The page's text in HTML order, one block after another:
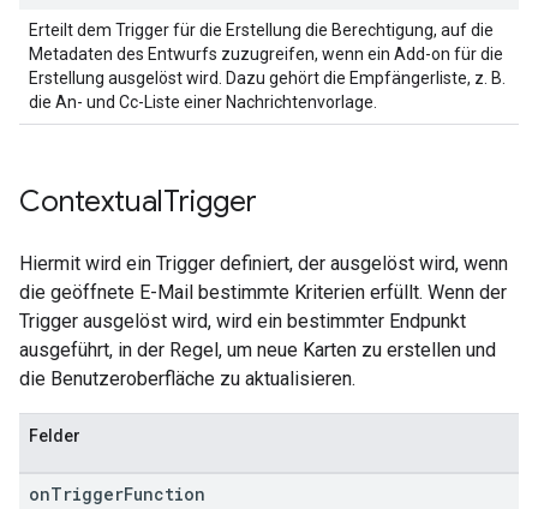
Erteilt dem Trigger für die Erstellung die Berechtigung, auf die
Metadaten des Entwurfs zuzugreifen, wenn ein Add-on für die
Erstellung ausgelöst wird. Dazu gehört die Empfängerliste, z. B.
die An- und Cc-Liste einer Nachrichtenvorlage.
ContextualTrigger
Hiermit wird ein Trigger definiert, der ausgelöst wird, wenn
die geöffnete E-Mail bestimmte Kriterien erfüllt. Wenn der
Trigger ausgelöst wird, wird ein bestimmter Endpunkt
ausgeführt, in der Regel, um neue Karten zu erstellen und
die Benutzeroberfläche zu aktualisieren.
Felder
onTriggerFunction